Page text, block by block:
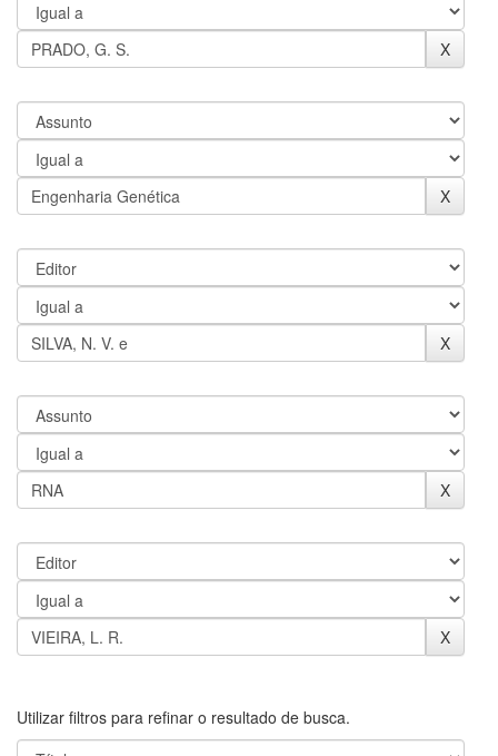
Utilizar filtros para refinar o resultado de busca.